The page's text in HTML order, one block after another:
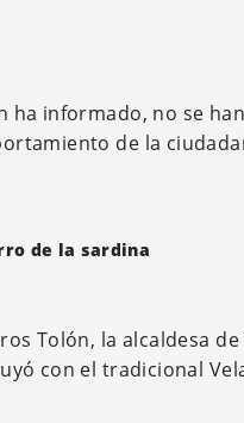
ha informado, no se
de la
de la sardina
Tolón, la alcaldesa
con el tradicional